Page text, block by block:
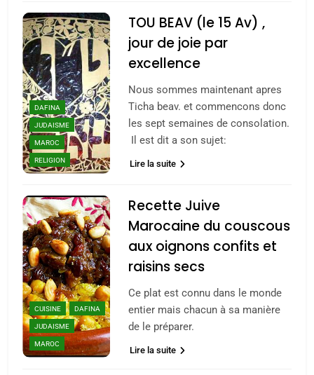
DAFINA
JUDAISME
MAROC
RELIGION
TOU BEAV (le 15 Av) ,
jour de joie par
excellence
Nous sommes maintenant apres
Ticha beav. et commencons donc
les sept semaines de consolation.
Il est dit a son sujet:
Lire la suite
CUISINE
DAFINA
JUDAISME
MAROC
Recette Juive
Marocaine du couscous
aux oignons confits et
raisins secs
Ce plat est connu dans le monde
entier mais chacun à sa manière
de le préparer.
Lire la suite
5
2025, l’année la plus
meurtrière selon le